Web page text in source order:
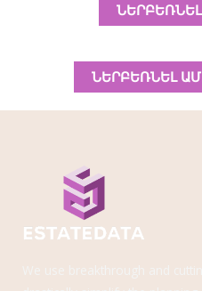
ՆԵՐԲԵՌՆԵԼ
ՆԵՐԲԵՌՆԵԼ